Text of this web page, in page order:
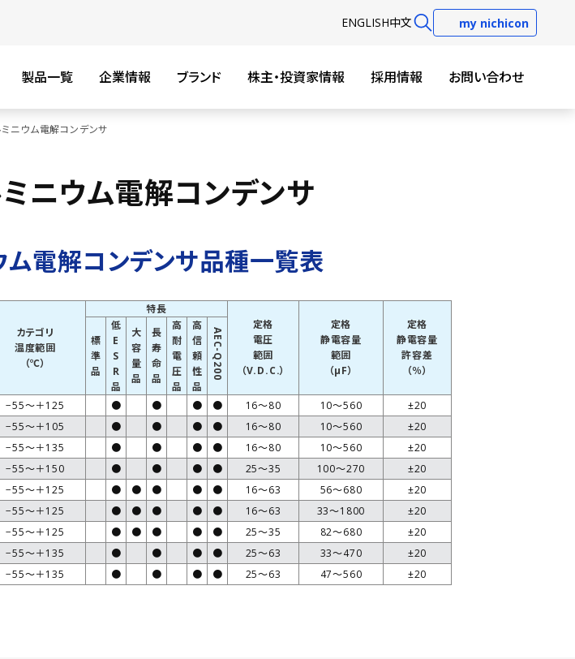
ENGLISH中文 my nichicon
製品一覧 企業情報 ブランド 株主・投資家情報 採用情報 お問い合わせ
ニウム電解コンデンサ
ニウム電解コンデンサ
ム電解コンデンサ品種一覧表
カテゴリ
温度範囲
（℃）
特長
定格
電圧
範囲
（V.D.C.）
定格
静電容量
範囲
（µF）
定格
静電容量
許容差
（％）
標
準
品
低
E
S
R
品
大
容
量
品
長
寿
命
品
高
耐
電
圧
品
高
信
頼
性
品
AEC-Q200
−55～＋125 ● ● ● ● 16～80 10～560
±20
−55～＋105 ● ● ● ● 16～80 10～560
±20
−55～＋135 ● ● ● ● 16～80 10～560
±20
−55～＋150 ● ● ● ● 25～35 100～270
±20
−55～＋125 ● ● ● ● ● 16～63 56～680 ±20
−55～＋125 ● ● ● ● ● 16～63 33～1800 ±20
−55～＋125 ● ● ● ● ● 25～35 82～680
±20
−55～＋135 ● ● ● ● 25～63 33～470 ±20
−55～＋135 ● ● ● ● 25～63 47～560 ±20